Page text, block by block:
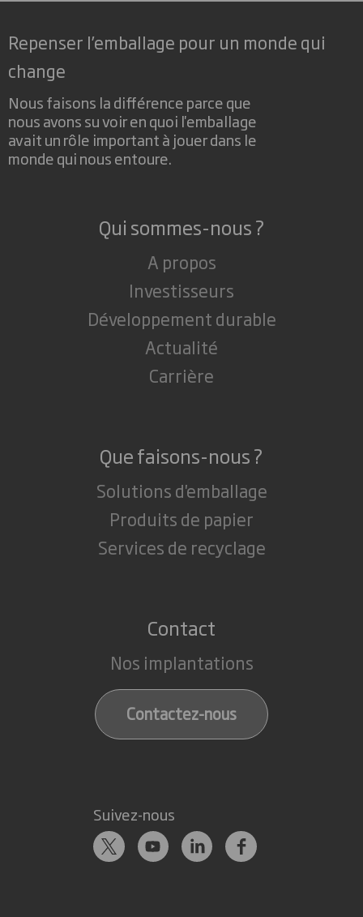
Repenser l’emballage pour un monde qui
change
Nous faisons la différence parce que
nous avons su voir en quoi l'emballage
avait un rôle important à jouer dans le
monde qui nous entoure.
Qui sommes-nous ?
A propos
Investisseurs
Développement durable
Actualité
Carrière
Que faisons-nous ?
Solutions d'emballage
Produits de papier
Services de recyclage
Contact
Nos implantations
Contactez-nous
Suivez-nous